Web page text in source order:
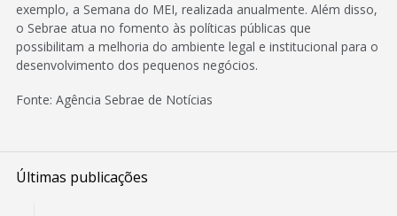
exemplo, a Semana do MEI, realizada anualmente. Além disso,
o Sebrae atua no fomento às políticas públicas que
possibilitam a melhoria do ambiente legal e institucional para o
desenvolvimento dos pequenos negócios.
Fonte: Agência Sebrae de Notícias
Últimas publicações